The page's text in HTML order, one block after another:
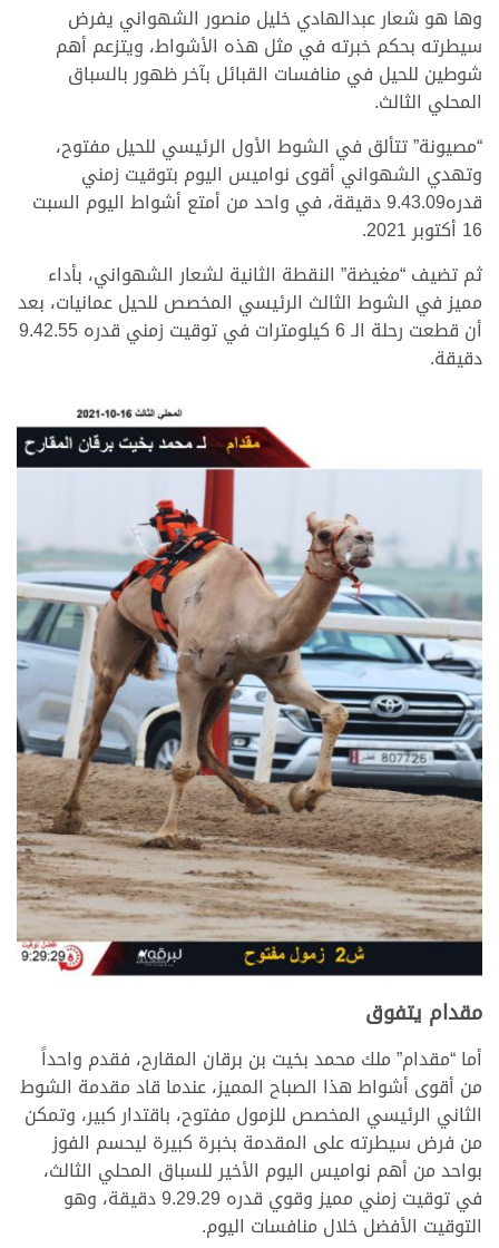
وها هو شعار عبدالهادي خليل منصور الشهواني يفرض
سيطرته بحكم خبرته في مثل هذه الأشواط، ويتزعم أهم
شوطين للحيل في منافسات القبائل بآخر ظهور بالسباق
المحلي الثالث.
“مصيونة” تتألق في الشوط الأول الرئيسي للحيل مفتوح،
وتهدي الشهواني أقوى نواميس اليوم بتوقيت زمني
قدره9.43.09 دقيقة، في واحد من أمتع أشواط اليوم السبت
16 أكتوبر 2021.
ثم تضيف “مغيضة” النقطة الثانية لشعار الشهواني، بأداء
مميز في الشوط الثالث الرئيسي المخصص للحيل عمانيات، بعد
أن قطعت رحلة الـ 6 كيلومترات في توقيت زمني قدره 9.42.55
دقيقة.
مقدام يتفوق
أما “مقدام” ملك محمد بخيت بن برقان المقارح، فقدم واحداً
من أقوى أشواط هذا الصباح المميز، عندما قاد مقدمة الشوط
الثاني الرئيسي المخصص للزمول مفتوح، باقتدار كبير، وتمكن
من فرض سيطرته على المقدمة بخبرة كبيرة ليحسم الفوز
بواحد من أهم نواميس اليوم الأخير للسباق المحلي الثالث،
في توقيت زمني مميز وقوي قدره 9.29.29 دقيقة، وهو
التوقيت الأفضل خلال منافسات اليوم.